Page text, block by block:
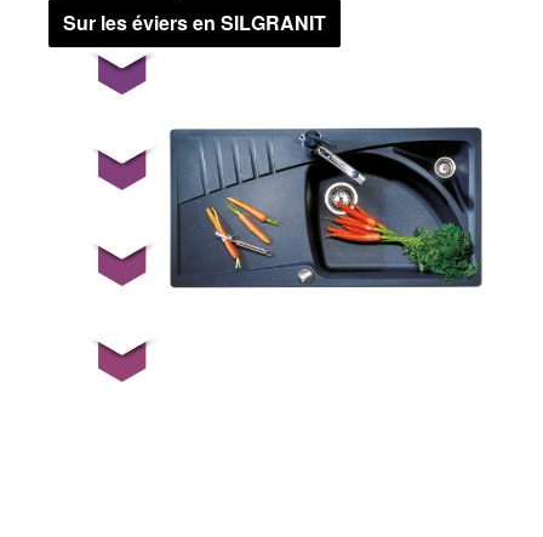
Sur les éviers en SILGRANIT